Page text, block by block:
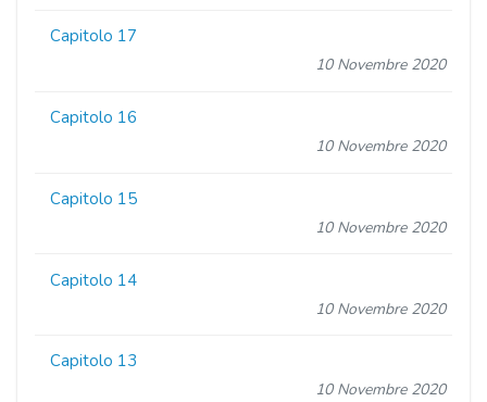
Capitolo 17
10 Novembre 2020
Capitolo 16
10 Novembre 2020
Capitolo 15
10 Novembre 2020
Capitolo 14
10 Novembre 2020
Capitolo 13
10 Novembre 2020